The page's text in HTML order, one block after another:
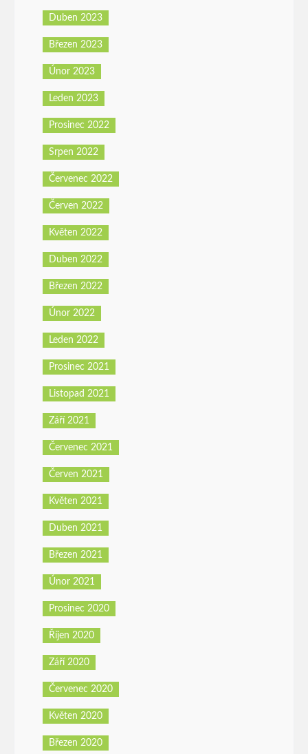
Duben 2023
Březen 2023
Únor 2023
Leden 2023
Prosinec 2022
Srpen 2022
Červenec 2022
Červen 2022
Květen 2022
Duben 2022
Březen 2022
Únor 2022
Leden 2022
Prosinec 2021
Listopad 2021
Září 2021
Červenec 2021
Červen 2021
Květen 2021
Duben 2021
Březen 2021
Únor 2021
Prosinec 2020
Říjen 2020
Září 2020
Červenec 2020
Květen 2020
Březen 2020